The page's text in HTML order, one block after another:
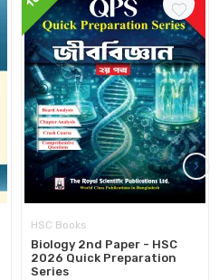
HSC Books
Biology 2nd Paper - HSC
2026 Quick Preparation
Series
›